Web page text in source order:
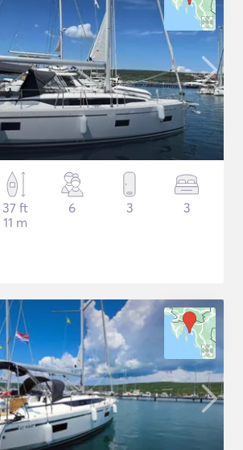
37 ft
11 m
6 3 3